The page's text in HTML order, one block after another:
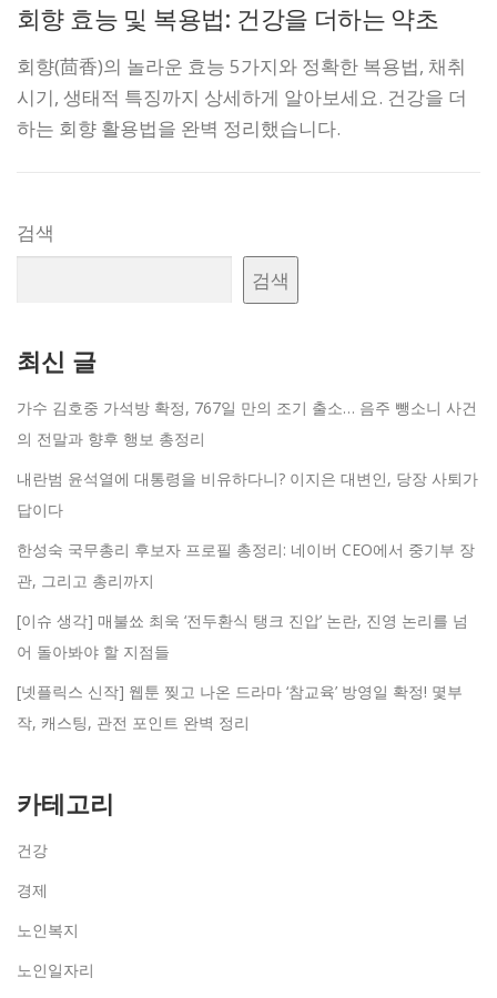
회향 효능 및 복용법: 건강을 더하는 약초
회향(茴香)의 놀라운 효능 5가지와 정확한 복용법, 채취
시기, 생태적 특징까지 상세하게 알아보세요. 건강을 더
하는 회향 활용법을 완벽 정리했습니다.
검색
검색
최신 글
가수 김호중 가석방 확정, 767일 만의 조기 출소… 음주 뺑소니 사건
의 전말과 향후 행보 총정리
내란범 윤석열에 대통령을 비유하다니? 이지은 대변인, 당장 사퇴가
답이다
한성숙 국무총리 후보자 프로필 총정리: 네이버 CEO에서 중기부 장
관, 그리고 총리까지
[이슈 생각] 매불쑈 최욱 ‘전두환식 탱크 진압’ 논란, 진영 논리를 넘
어 돌아봐야 할 지점들
[넷플릭스 신작] 웹툰 찢고 나온 드라마 ‘참교육’ 방영일 확정! 몇부
작, 캐스팅, 관전 포인트 완벽 정리
카테고리
건강
경제
노인복지
노인일자리